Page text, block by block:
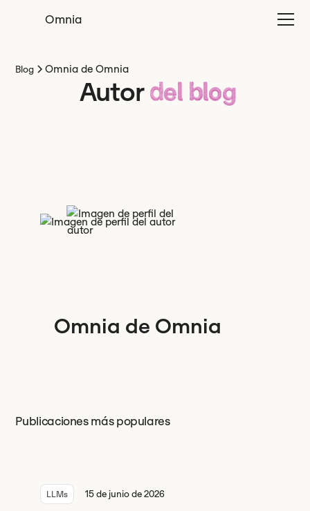
Omnia
Blog Omnia de Omnia
Autor del blog
Omnia de Omnia
Publicaciones más populares
LLMs 15 de junio de 2026